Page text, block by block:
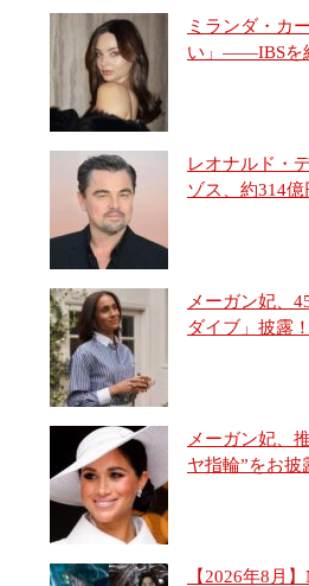
ミランダ・カ
い」――IBSを
レオナルド・
ゾス、約314億
メーガン妃、
ダイブ」披露
メーガン妃、
ヤ指輪”をお披
【2026年8月